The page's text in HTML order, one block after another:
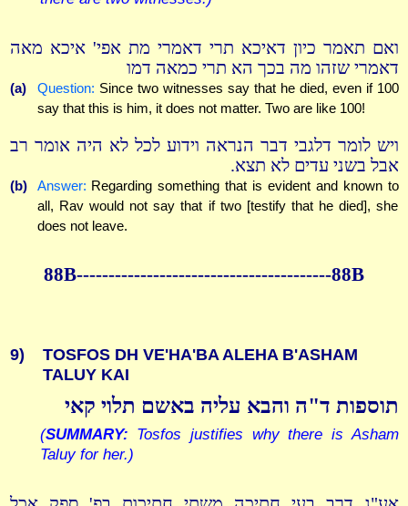
ואם תאמר כיון דאיכא תרי דאמרי מת אפי' איכא מאה
דאמרי שזהו מה בכך הא תרי כמאה דמו
(a) Question: Since two witnesses say that he died, even if 100
say that this is him, it does not matter. Two are like 100!
ויש לומר דלגבי דבר הנראה וידוע לכל לא היה אומר רב
אבל בשני עדים לא תצא.
(b) Answer: Regarding something that is evident and known to
all, Rav would not say that if two [testify that he died], she
does not leave.
88B----------------------------------------88B
9)
TOSFOS DH VE'HA'BA ALEHA B'ASHAM
TALUY KAI
תוספות ד"ה והבא עליה באשם תלוי קאי
(SUMMARY: Tosfos justifies why there is Asham
Taluy for her.)